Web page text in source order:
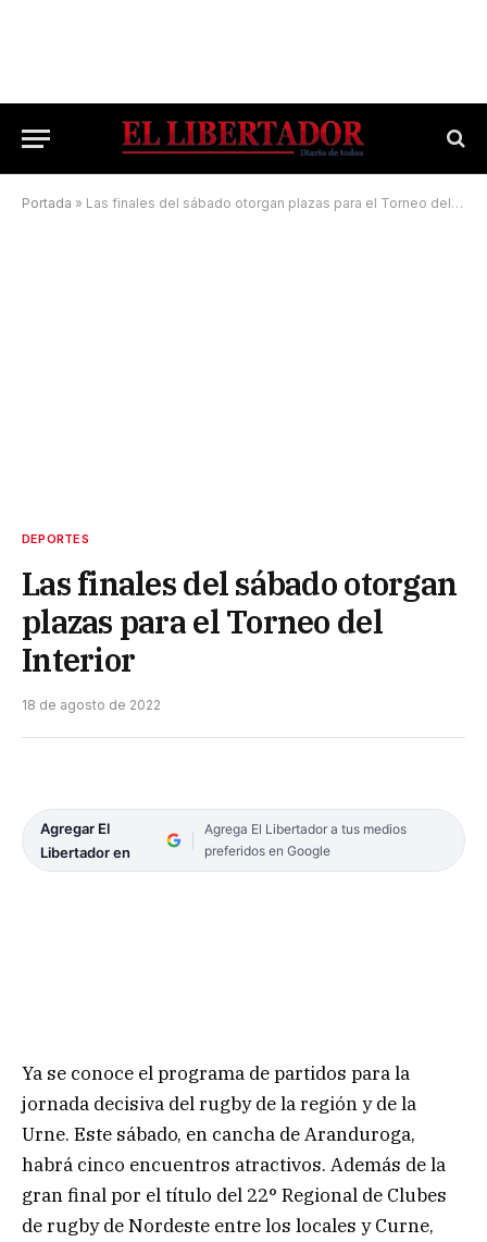
Portada » Las finales del sábado otorgan plazas para el Torneo del Interior
DEPORTES
Las finales del sábado otorgan
plazas para el Torneo del
Interior
18 de agosto de 2022
Agregar El
Libertador en
Agrega El Libertador a tus medios
preferidos en Google
Ya se conoce el programa de partidos para la
jornada decisiva del rugby de la región y de la
Urne. Este sábado, en cancha de Aranduroga,
habrá cinco encuentros atractivos. Además de la
gran final por el título del 22° Regional de Clubes
de rugby de Nordeste entre los locales y Curne,